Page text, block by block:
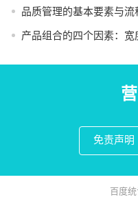
品质管理的基本要素与流
产品组合的四个因素：
免责声明
百度